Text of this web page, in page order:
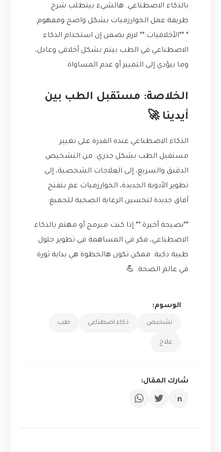
بالذكاء الاصطناعي. هالشيء بيتطلب شرح
طريقة عمل الخوارزميات بشكل واضح ومفهوم.
* **الأخلاقيات:** لازم نضمن إن استخدام الذكاء
الاصطناعي في الطب بيتم بشكل أخلاقي وعادل،
وما بيؤدي إلى التمييز أو عدم المساواة.
الخلاصة: مستقبل الطب بين
أيدينا 🚀
الذكاء الاصطناعي عنده القدرة على تغيير
مستقبل الطب بشكل جذري. من التشخيص
الدقيق والسريع، إلى العلاجات الشخصية، إلى
تطوير الأدوية الجديدة، الخوارزميات عم بتفتح
آفاق جديدة لتحسين الرعاية الصحية للجميع.
**نصيحة أخيرة:** إذا كنت مبرمج أو مهتم بالذكاء
الاصطناعي، فكر في المساهمة في تطوير حلول
طبية ذكية. ممكن تكون هالخطوة هي بداية ثورة
في عالم الصحة. 💪
الوسوم:
تشخيص ذكاء اصطناعي طب
علاج
شارك المقال: